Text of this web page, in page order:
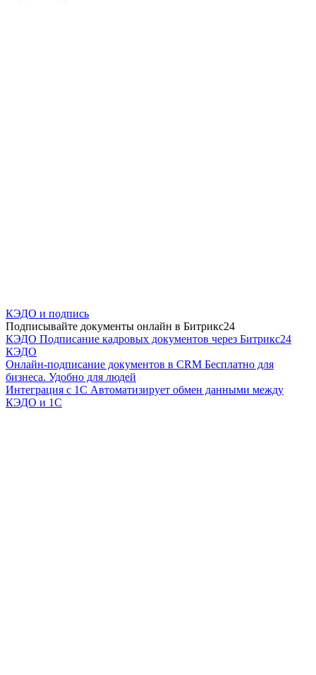
КЭДО и подпись
Подписывайте документы онлайн в Битрикс24
КЭДО Подписание кадровых документов через Битрикс24
КЭДО
Онлайн-подписание документов в CRM Бесплатно для
бизнеса. Удобно для людей
Интеграция с 1С Автоматизирует обмен данными между
КЭДО и 1С